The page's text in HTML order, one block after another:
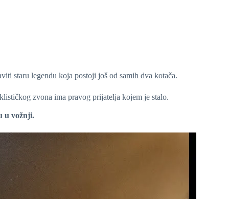
staru legendu koja postoji još od samih dva kotača.
zvona ima pravog prijatelja kojem je stalo.
u vožnji.